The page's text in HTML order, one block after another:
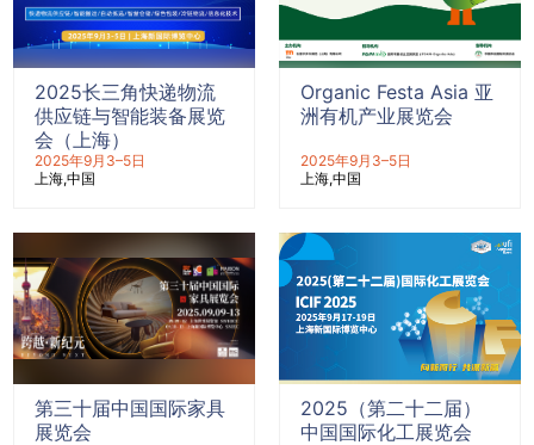
2025长三角快递物流
供应链与智能装备展览
会（上海）
2025年9月3–5日
上海 中国
Organic Festa Asia 亚
洲有机产业展览会
2025年9月3–5日
上海 中国
第三十届中国国际家具
展览会
2025（第二十二届）
中国国际化工展览会